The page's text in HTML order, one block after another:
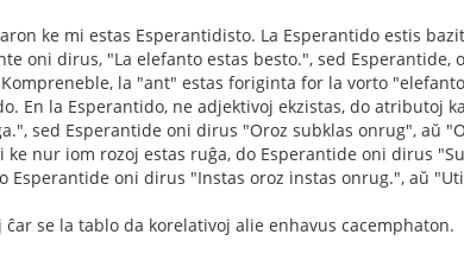
ke mi estas Esperantidisto. La Esperantido estis
oni dirus, "La elefanto estas besto.", sed
la "ant" estas foriginta for la vorto
En la Esperantido, ne adjektivoj ekzistas, do atributoj
sed Esperantide oni dirus "Oroz subklas onrug", aŭ
nur iom rozoj estas ruĝa, do Esperantide oni dirus
oni dirus "Instas oroz instas onrug.", aŭ
se la tablo da korelativoj alie enhavus cacemphaton.